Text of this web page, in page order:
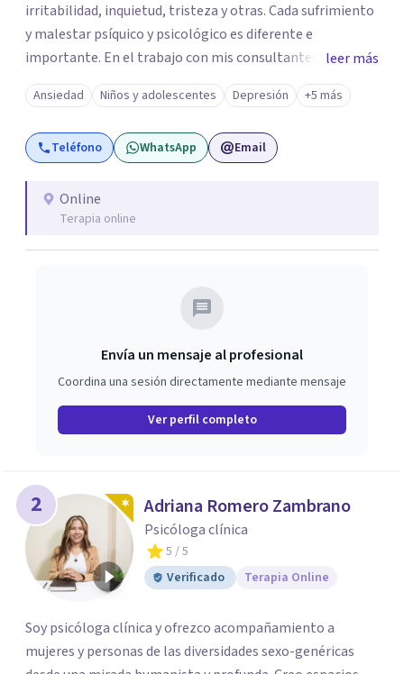
irritabilidad, inquietud, tristeza y otras. Cada sufrimiento
y malestar psíquico y psicológico es diferente e
importante. En el trabajo con mis consultantes apunto a
trabajar a través de la palabra para dar paso a lo nuevo.
En Superar me desempeño en el área de psicoterapia
emocional en la atención a niños/as, adolescentes y
adultos. Este trabajo incluye sesiones con padres y visitas
leer más
Ansiedad Niños y adolescentes Depresión +5 más
Teléfono WhatsApp Email
Online
Terapia online
Envía un mensaje al profesional
Coordina una sesión directamente mediante mensaje
Ver perfil completo
2 Adriana Romero Zambrano
Psicóloga clínica
5 / 5
Verificado
Terapia Online
Soy psicóloga clínica y ofrezco acompañamiento a
mujeres y personas de las diversidades sexo-genéricas